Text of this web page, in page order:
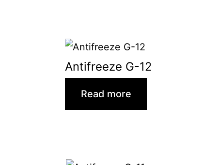
Antifreeze G-12
Read more